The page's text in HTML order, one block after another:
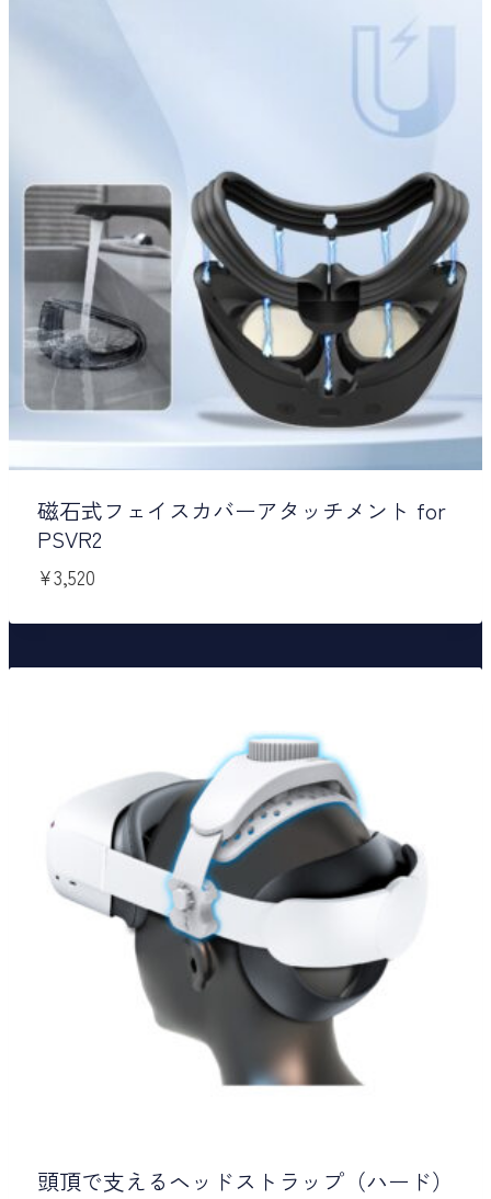
磁石式フェイスカバーアタッチメント for
PSVR2
¥3,520
頭頂で支えるヘッドストラップ（ハード）